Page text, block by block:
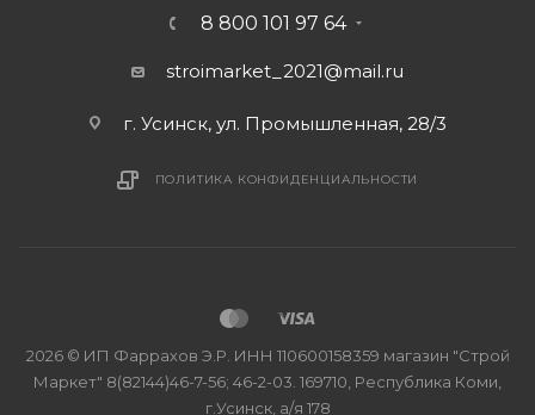
8 800 101 97 64
stroimarket_2021@mail.ru
г. Усинск, ул. Промышленная, 28/3
ПОЛИТИКА КОНФИДЕНЦИАЛЬНОСТИ
2026 © ИП Фаррахов Э.Р. ИНН 110600158359 магазин "Строй
Маркет" 8(82144)46-7-56; 46-2-03. 169710, Республика Коми,
г.Усинск, а/я 178